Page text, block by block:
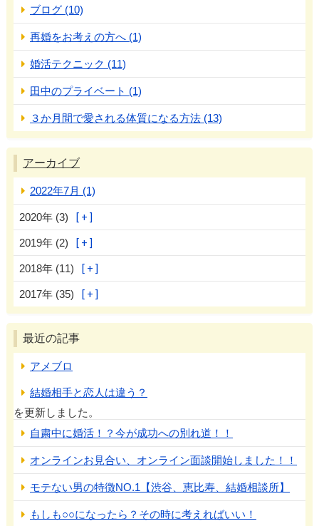
ブログ (10)
再婚をお考えの方へ (1)
婚活テクニック (11)
田中のプライベート (1)
３か月間で愛される体質になる方法 (13)
アーカイブ
2022年7月 (1)
2020年 (3)
2019年 (2)
2018年 (11)
2017年 (35)
最近の記事
アメブロ
結婚相手と恋人は違う？
を更新しました。
自粛中に婚活！？今が成功への別れ道！！
オンラインお見合い、オンライン面談開始しました！！
モテない男の特徴NO.1【渋谷、恵比寿、結婚相談所】
もしも○○になったら？その時に考えればいい！